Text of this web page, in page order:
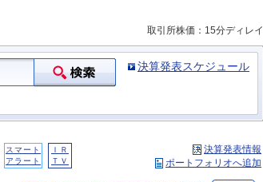
取引所株価：15分ディレイ
決算発表スケジュール
スマート
アラート
ＩＲ
ＴＶ
決算発表情報
ポートフォリオへ追加